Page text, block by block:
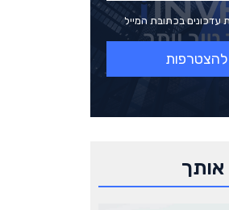
בכתובת המייל
אותך